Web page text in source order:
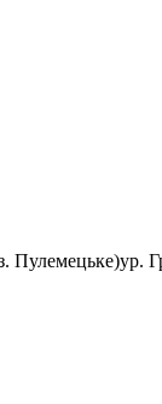
Пулемецьке)ур.